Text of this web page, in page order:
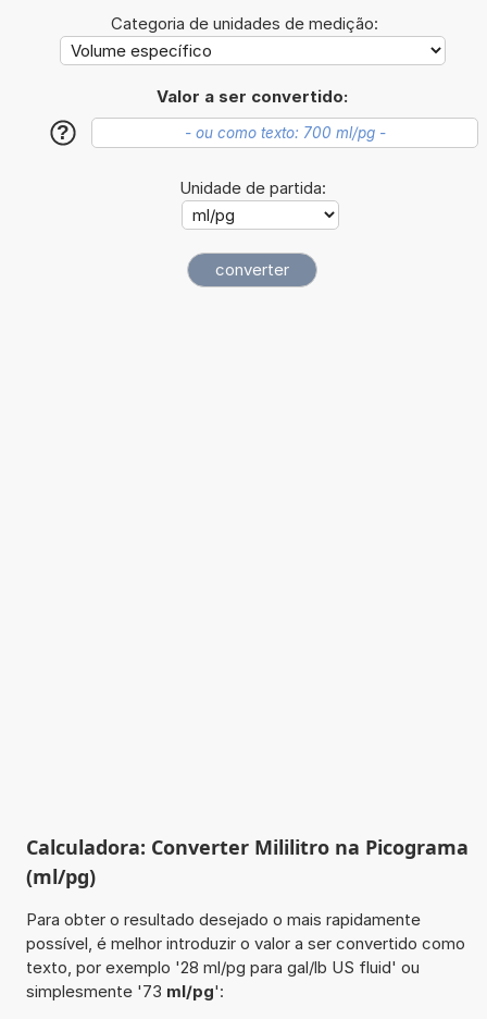
Categoria de unidades de medição:
Valor a ser convertido:
?
Unidade de partida:
Calculadora: Converter Mililitro na Picograma
(ml/pg)
Para obter o resultado desejado o mais rapidamente
possível, é melhor introduzir o valor a ser convertido como
texto, por exemplo '28 ml/pg para gal/lb US fluid' ou
simplesmente '73 ml/pg':